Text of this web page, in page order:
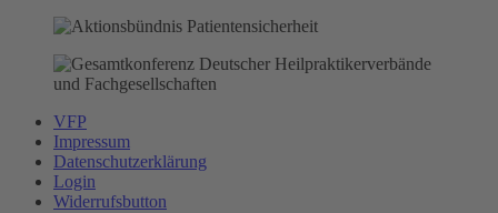
VFP
Impressum
Datenschutzerklärung
Login
Widerrufsbutton